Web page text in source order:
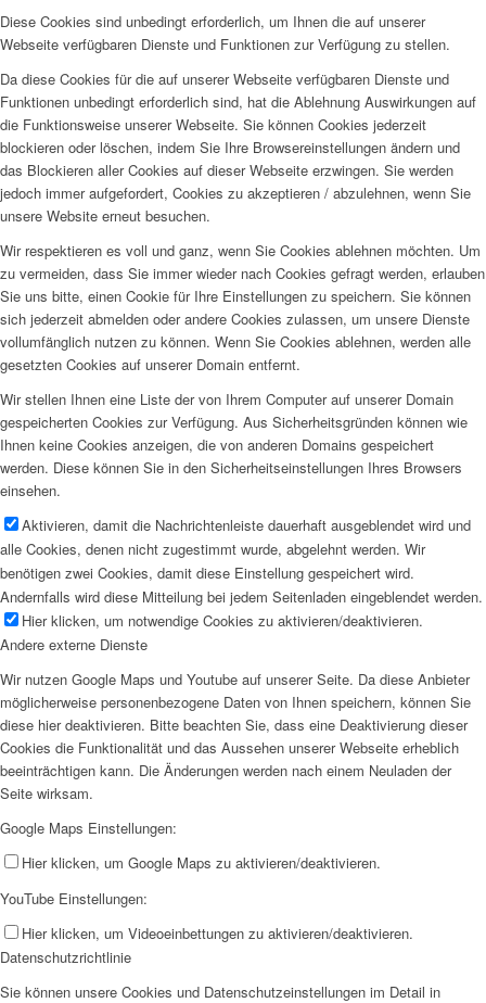
Diese Cookies sind unbedingt erforderlich, um Ihnen die auf unserer
Webseite verfügbaren Dienste und Funktionen zur Verfügung zu stellen.
Da diese Cookies für die auf unserer Webseite verfügbaren Dienste und
Funktionen unbedingt erforderlich sind, hat die Ablehnung Auswirkungen auf
die Funktionsweise unserer Webseite. Sie können Cookies jederzeit
blockieren oder löschen, indem Sie Ihre Browsereinstellungen ändern und
das Blockieren aller Cookies auf dieser Webseite erzwingen. Sie werden
jedoch immer aufgefordert, Cookies zu akzeptieren / abzulehnen, wenn Sie
unsere Website erneut besuchen.
Wir respektieren es voll und ganz, wenn Sie Cookies ablehnen möchten. Um
zu vermeiden, dass Sie immer wieder nach Cookies gefragt werden, erlauben
Sie uns bitte, einen Cookie für Ihre Einstellungen zu speichern. Sie können
sich jederzeit abmelden oder andere Cookies zulassen, um unsere Dienste
vollumfänglich nutzen zu können. Wenn Sie Cookies ablehnen, werden alle
gesetzten Cookies auf unserer Domain entfernt.
Wir stellen Ihnen eine Liste der von Ihrem Computer auf unserer Domain
gespeicherten Cookies zur Verfügung. Aus Sicherheitsgründen können wie
Ihnen keine Cookies anzeigen, die von anderen Domains gespeichert
werden. Diese können Sie in den Sicherheitseinstellungen Ihres Browsers
einsehen.
Aktivieren, damit die Nachrichtenleiste dauerhaft ausgeblendet wird und
alle Cookies, denen nicht zugestimmt wurde, abgelehnt werden. Wir
benötigen zwei Cookies, damit diese Einstellung gespeichert wird.
Andernfalls wird diese Mitteilung bei jedem Seitenladen eingeblendet werden.
Hier klicken, um notwendige Cookies zu aktivieren/deaktivieren.
Andere externe Dienste
Wir nutzen Google Maps und Youtube auf unserer Seite. Da diese Anbieter
möglicherweise personenbezogene Daten von Ihnen speichern, können Sie
diese hier deaktivieren. Bitte beachten Sie, dass eine Deaktivierung dieser
Cookies die Funktionalität und das Aussehen unserer Webseite erheblich
beeinträchtigen kann. Die Änderungen werden nach einem Neuladen der
Seite wirksam.
Google Maps Einstellungen:
Hier klicken, um Google Maps zu aktivieren/deaktivieren.
YouTube Einstellungen:
Hier klicken, um Videoeinbettungen zu aktivieren/deaktivieren.
Datenschutzrichtlinie
Sie können unsere Cookies und Datenschutzeinstellungen im Detail in